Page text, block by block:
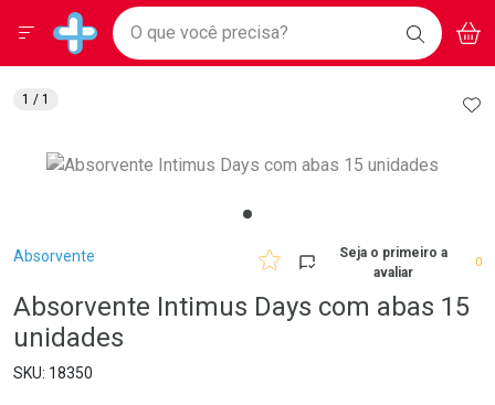
Drogarias Pacheco
Baixe nosso APP e aproveite Ofertas Exclusivas!
BAIXE
O APP
Ir direto para a home
pela página
Ir direto para o conteúdo
Ir direto para a busca
Ir direto para a conta
Ir direto para a notificações
Ir direto para o carrinho
Faça a sua busca
O que você precisa? BUSCAR
Menu
Breadcrumb
Absorvente
Seja o primeiro a
avaliar
0
Absorvente Intimus Days com abas 15
unidades
18350
1 / 1